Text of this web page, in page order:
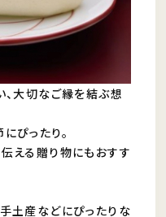
、大切なご縁を結ぶ想
ぴったり。
える贈り物にもおすす
土産などにぴったりな